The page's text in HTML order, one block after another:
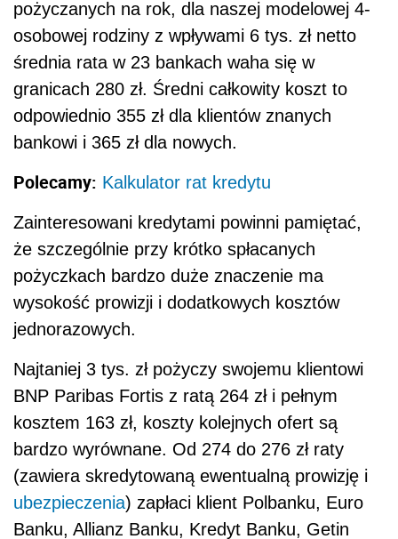
pożyczanych na rok, dla naszej modelowej 4-
osobowej rodziny z wpływami 6 tys. zł netto
średnia rata w 23 bankach waha się w
granicach 280 zł. Średni całkowity koszt to
odpowiednio 355 zł dla klientów znanych
bankowi i 365 zł dla nowych.
Polecamy: Kalkulator rat kredytu
Zainteresowani kredytami powinni pamiętać,
że szczególnie przy krótko spłacanych
pożyczkach bardzo duże znaczenie ma
wysokość prowizji i dodatkowych kosztów
jednorazowych.
Najtaniej 3 tys. zł pożyczy swojemu klientowi
BNP Paribas Fortis z ratą 264 zł i pełnym
kosztem 163 zł, koszty kolejnych ofert są
bardzo wyrównane. Od 274 do 276 zł raty
(zawiera skredytowaną ewentualną prowizję i
ubezpieczenia) zapłaci klient Polbanku, Euro
Banku, Allianz Banku, Kredyt Banku, Getin